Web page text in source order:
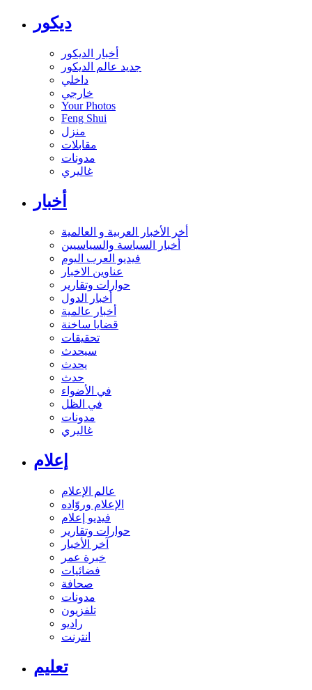
ديكور
أخبار الديكور
جديد عالم الديكور
داخلي
خارجي
Your Photos
Feng Shui
منزل
مقابلات
مدونات
غاليري
أخبار
أخر الأخبار العربية و العالمية
أخبار السياسة والسياسيين
فيديو العرب اليوم
عناوين الاخبار
حوارات وتقارير
أخبار الدول
أخبار عالمية
قضايا ساخنة
تحقيقات
سيحدث
يحدث
حدث
في الأضواء
في الظل
مدونات
غاليري
إعلام
عالم الإعلام
الإعلام وروّاده
فيديو إعلام
حوارات وتقارير
آخر الأخبار
خبرة عمر
فضائيات
صحافة
مدونات
تلفزيون
راديو
انترنت
تعليم